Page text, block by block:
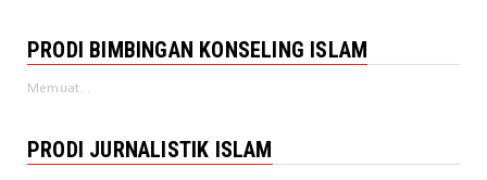
PRODI BIMBINGAN KONSELING ISLAM
Memuat...
PRODI JURNALISTIK ISLAM